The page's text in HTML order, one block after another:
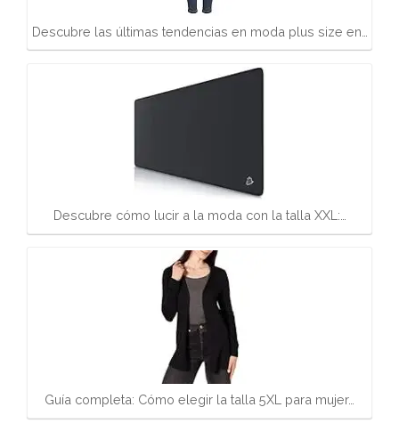
Descubre las últimas tendencias en moda plus size en…
Descubre cómo lucir a la moda con la talla XXL:…
Guía completa: Cómo elegir la talla 5XL para mujer…